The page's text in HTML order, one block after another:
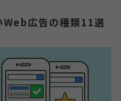
Web広告の種類11選